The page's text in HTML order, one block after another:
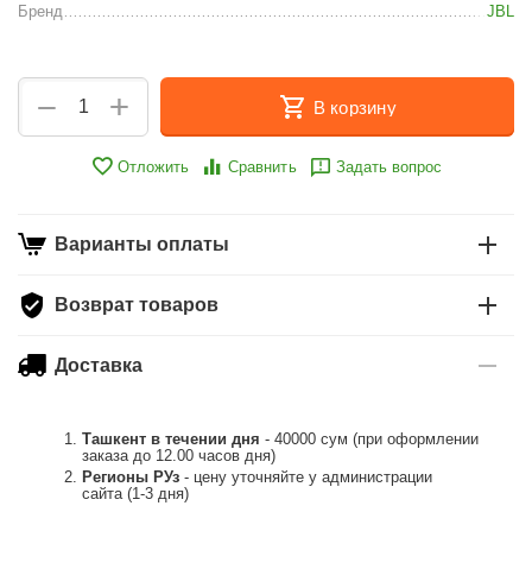
Бренд JBL
+
− В корзину
Отложить Сравнить Задать вопрос
Варианты оплаты
Возврат товаров
Доставка
Ташкент в течении дня - 40000 сум (при оформлении
заказа до 12.00 часов дня)
Регионы РУз - цену уточняйте у администрации
сайта (1-3 дня)